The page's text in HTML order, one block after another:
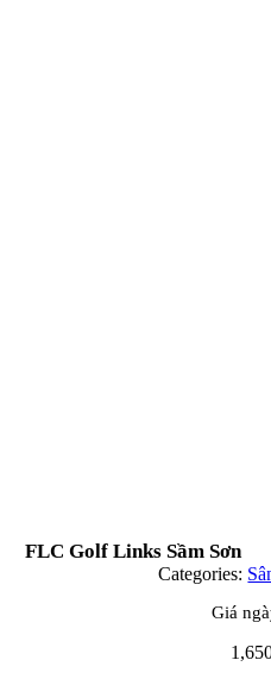
FLC Golf Links Sầm Sơn
Categories:
Giá